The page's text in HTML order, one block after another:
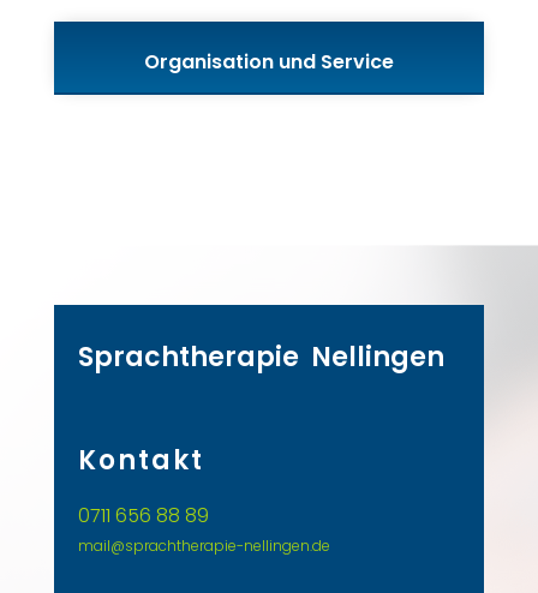
Organisation und Service
Sprachtherapie Nellingen
Kontakt
0711 656 88 89
mail@sprachtherapie-nellingen.de